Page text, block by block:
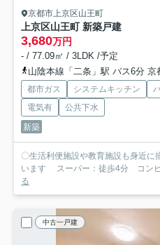
京都市上京区山王町
上京区山王町 新築戸建
3,680万円
- / 77.09㎡ / 3LDK /予定
山陰本線「二条」駅 バス6分
都市ガス システムキッチン
電気有
公共下水
新築
〇生活利便施設や教育施設も身近に
います スーパー：徒歩4分 コン
る
中古一戸建